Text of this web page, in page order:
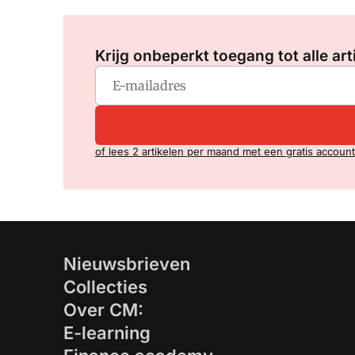
Krijg onbeperkt toegang tot alle
of lees 2 artikelen per maand met een gratis account
Nieuwsbrieven
Collecties
Over CM:
E-learning